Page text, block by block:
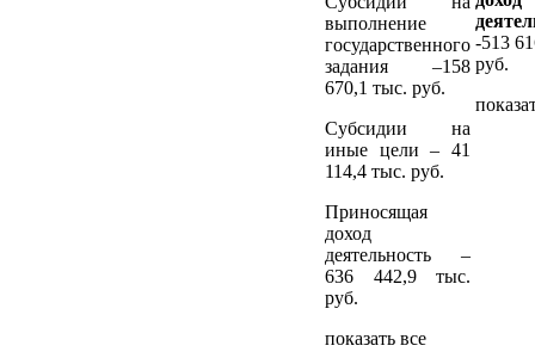
выполнение
государственного
задания –158
670,1 тыс. руб.
Субсидии на
иные цели – 41
114,4 тыс. руб.
Приносящая
доход
деятельность –
636 442,9 тыс.
руб.
показать все
-513
руб.